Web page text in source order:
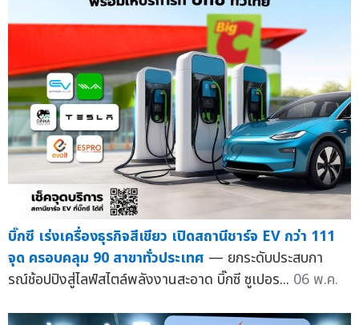
บิ๊กซี เร่งเครื่องธุรกิจสีเขียว เปิดสถานีชาร์จ EV กว่า 111
จุด ครอบคลุม 90 สาขาทั่วประเทศ — ยกระดับประสบกา
รณ์ช้อปปิงสู่ไลฟ์สไตล์พลังงานสะอาด บิ๊กซี ซูเปอร... 06 พ.ค.